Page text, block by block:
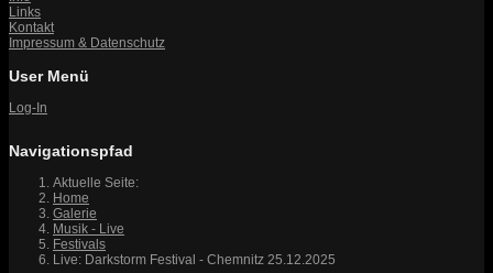
Links
Kontakt
Impressum & Datenschutz
User Menü
Log-In
Navigationspfad
Aktuelle Seite:
Home
Galerie
Musik - Live
Festivals
Live: Darkstorm Festival - Chemnitz 25.12.2025